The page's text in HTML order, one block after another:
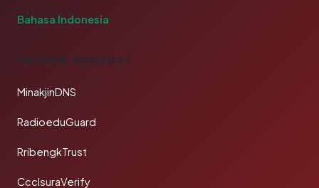
Bahasa Indonesia
TAUTAN SAHABAT
MinakjinDNS
RadioeduGuard
RribengkTrust
CcclsuraVerify